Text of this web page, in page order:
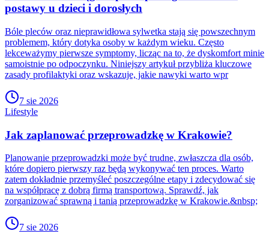
postawy u dzieci i dorosłych
Bóle pleców oraz nieprawidłowa sylwetka stają się powszechnym
problemem, który dotyka osoby w każdym wieku. Często
lekceważymy pierwsze symptomy, licząc na to, że dyskomfort minie
samoistnie po odpoczynku. Niniejszy artykuł przybliża kluczowe
zasady profilaktyki oraz wskazuje, jakie nawyki warto wpr
7 sie 2026
Lifestyle
Jak zaplanować przeprowadzkę w Krakowie?
Planowanie przeprowadzki może być trudne, zwłaszcza dla osób,
które dopiero pierwszy raz będą wykonywać ten proces. Warto
zatem dokładnie przemyśleć poszczególne etapy i zdecydować się
na współpracę z dobrą firmą transportową. Sprawdź, jak
zorganizować sprawną i tanią przeprowadzkę w Krakowie.&nbsp;
7 sie 2026